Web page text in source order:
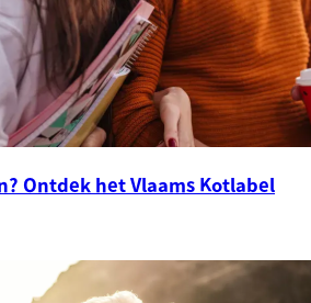
Ontdek het Vlaams Kotlabel